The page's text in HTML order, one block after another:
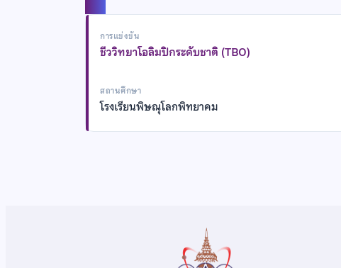
การแข่งขัน
ชีววิทยาโอลิมปิกระดับชาติ (TBO)
สถานศึกษา
โรงเรียนพิษณุโลกพิทยาคม